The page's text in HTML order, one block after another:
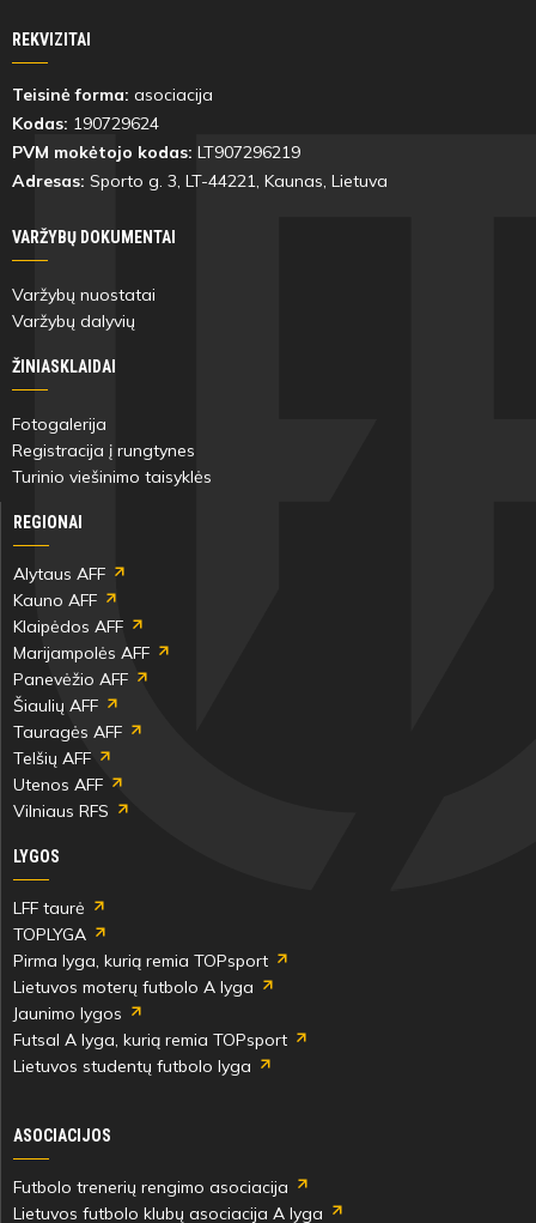
REKVIZITAI
Teisinė forma: asociacija
Kodas: 190729624
PVM mokėtojo kodas: LT907296219
Adresas: Sporto g. 3, LT-44221, Kaunas, Lietuva
VARŽYBŲ DOKUMENTAI
Varžybų nuostatai
Varžybų dalyvių
ŽINIASKLAIDAI
Fotogalerija
Registracija į rungtynes
Turinio viešinimo taisyklės
REGIONAI
Alytaus AFF
Kauno AFF
Klaipėdos AFF
Marijampolės AFF
Panevėžio AFF
Šiaulių AFF
Tauragės AFF
Telšių AFF
Utenos AFF
Vilniaus RFS
LYGOS
LFF taurė
TOPLYGA
Pirma lyga, kurią remia TOPsport
Lietuvos moterų futbolo A lyga
Jaunimo lygos
Futsal A lyga, kurią remia TOPsport
Lietuvos studentų futbolo lyga
ASOCIACIJOS
Futbolo trenerių rengimo asociacija
Lietuvos futbolo klubų asociacija A lyga